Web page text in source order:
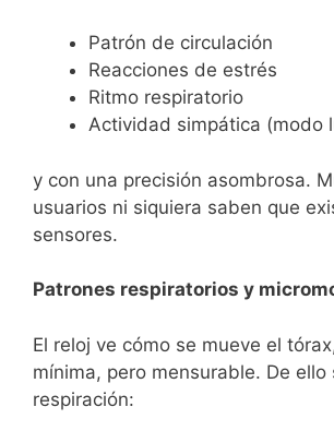
Patrón de circulación
Reacciones de estrés
Ritmo respiratorio
Actividad simpática (modo
y con una precisión asombrosa.
usuarios ni siquiera saben que
sensores.
Patrones respiratorios y
El reloj ve cómo se mueve el
mínima, pero mensurable. De ello
respiración: